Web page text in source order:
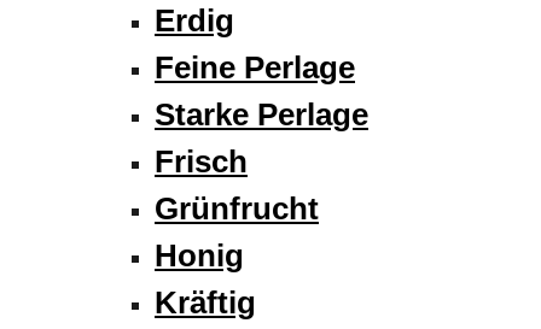
Erdig
Feine Perlage
Starke Perlage
Frisch
Grünfrucht
Honig
Kräftig